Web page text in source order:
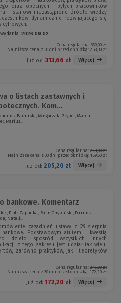
oraz obecnych i byłych pracowników
– stanowi niezastąpione źródło wiedzy
dynamicznie rozwijającego się
cyfrowych.
2026.09.02
Cena regularna: 369,00 zł
Najniższa cena z 30 dni przed obniżką: 258,30 zł
Już od: 313,66 zł Więcej
o listach zastawnych i
Kom...
Famirski, Małgorzata Gryber, Marcin
Marius...
Cena regularna: 228,00 zł
Najniższa cena z 30 dni przed obniżką: 159,60 zł
Już od: 205,20 zł Więcej
bankowe. Komentarz
Piotr Zapadka, Rafał Chybiński, Dariusz
Natali...
zagadnień ustawy z 29 sierpnia
bankowe. Podstawowym atutem i kwestią
dzieło spośród wszystkich innych
z tego zakresu jest udział tak wielu
zarówno praktyków, jak i teoretyków
Cena regularna: 246,00 zł
Najniższa cena z 30 dni przed obniżką: 172,20 zł
Już od: 172,20 zł Więcej